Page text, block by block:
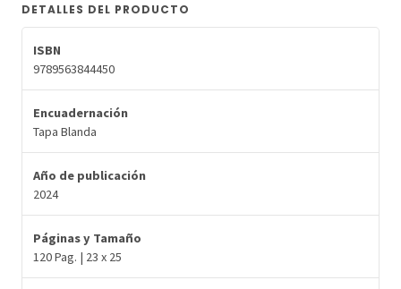
DETALLES DEL PRODUCTO
ISBN
9789563844450
Encuadernación
Tapa Blanda
Año de publicación
2024
Páginas y Tamaño
120 Pag. | 23 x 25